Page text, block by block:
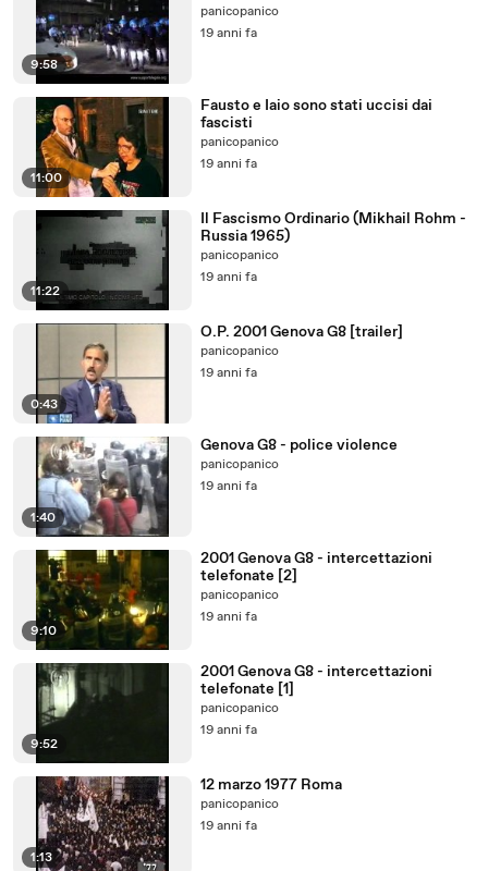
9:58
panicopanico
19 anni fa
11:00
Fausto e Iaio sono stati uccisi dai
fascisti
panicopanico
19 anni fa
11:22
Il Fascismo Ordinario (Mikhail Rohm -
Russia 1965)
panicopanico
19 anni fa
0:43
O.P. 2001 Genova G8 [trailer]
panicopanico
19 anni fa
1:40
Genova G8 - police violence
panicopanico
19 anni fa
9:10
2001 Genova G8 - intercettazioni
telefonate [2]
panicopanico
19 anni fa
9:52
2001 Genova G8 - intercettazioni
telefonate [1]
panicopanico
19 anni fa
1:13
12 marzo 1977 Roma
panicopanico
19 anni fa